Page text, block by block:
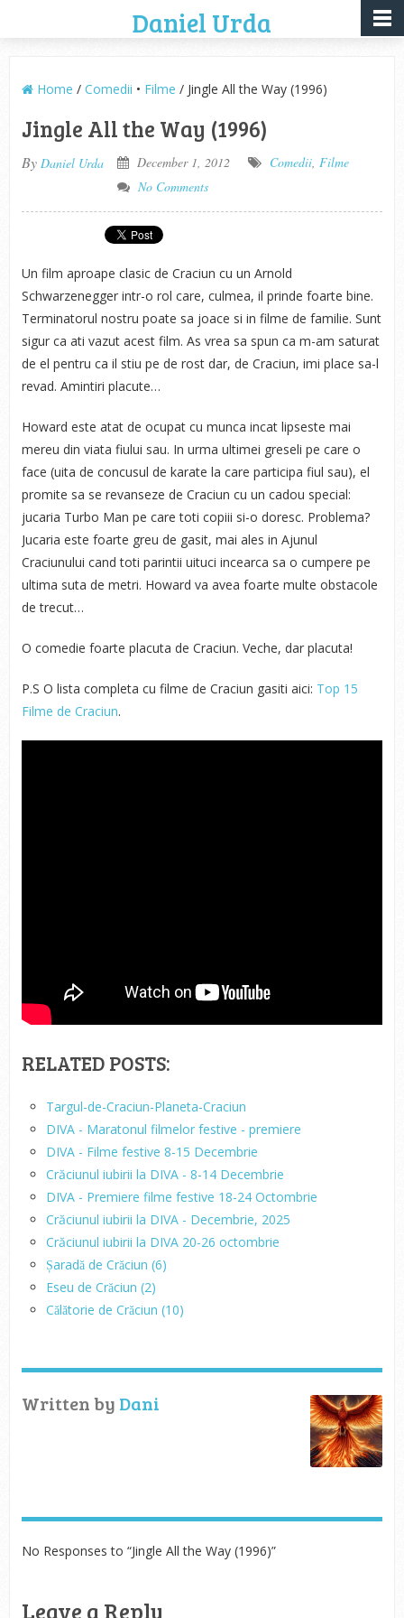
Daniel Urda
Home / Comedii • Filme / Jingle All the Way (1996)
Jingle All the Way (1996)
By Daniel Urda December 1, 2012 Comedii, Filme
No Comments
Un film aproape clasic de Craciun cu un Arnold
Schwarzenegger intr-o rol care, culmea, il prinde foarte bine.
Terminatorul nostru poate sa joace si in filme de familie. Sunt
sigur ca ati vazut acest film. As vrea sa spun ca m-am saturat
de el pentru ca il stiu pe de rost dar, de Craciun, imi place sa-l
revad. Amintiri placute…
Howard este atat de ocupat cu munca incat lipseste mai
mereu din viata fiului sau. In urma ultimei greseli pe care o
face (uita de concusul de karate la care participa fiul sau), el
promite sa se revanseze de Craciun cu un cadou special:
jucaria Turbo Man pe care toti copiii si-o doresc. Problema?
Jucaria este foarte greu de gasit, mai ales in Ajunul
Craciunului cand toti parintii uituci incearca sa o cumpere pe
ultima suta de metri. Howard va avea foarte multe obstacole
de trecut…
O comedie foarte placuta de Craciun. Veche, dar placuta!
P.S O lista completa cu filme de Craciun gasiti aici: Top 15
Filme de Craciun.
RELATED POSTS:
Targul-de-Craciun-Planeta-Craciun
DIVA - Maratonul filmelor festive - premiere
DIVA - Filme festive 8-15 Decembrie
Crăciunul iubirii la DIVA - 8-14 Decembrie
DIVA - Premiere filme festive 18-24 Octombrie
Crăciunul iubirii la DIVA - Decembrie, 2025
Crăciunul iubirii la DIVA 20-26 octombrie
Șaradă de Crăciun (6)
Eseu de Crăciun (2)
Călătorie de Crăciun (10)
Written by Dani
No Responses to “Jingle All the Way (1996)”
Leave a Reply